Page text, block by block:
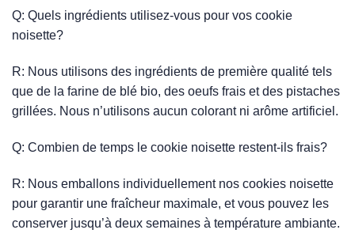
Q: Quels ingrédients utilisez-vous pour vos cookie
noisette?
R: Nous utilisons des ingrédients de première qualité tels
que de la farine de blé bio, des oeufs frais et des pistaches
grillées. Nous n’utilisons aucun colorant ni arôme artificiel.
Q: Combien de temps le cookie noisette restent-ils frais?
R: Nous emballons individuellement nos cookies noisette
pour garantir une fraîcheur maximale, et vous pouvez les
conserver jusqu’à deux semaines à température ambiante.